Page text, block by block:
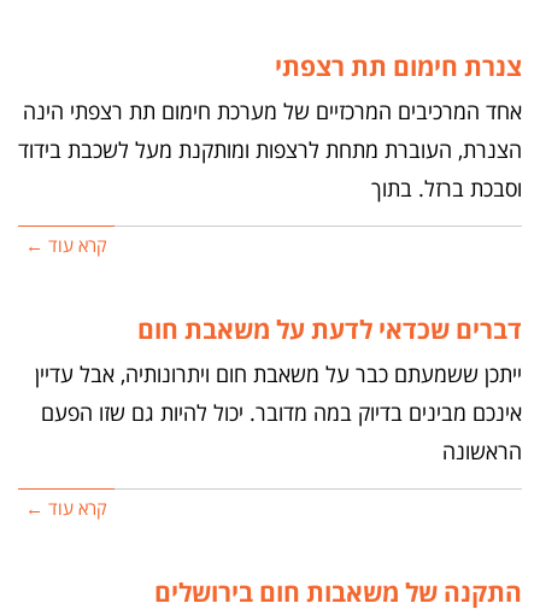
צנרת חימום תת רצפתי
אחד המרכיבים המרכזיים של מערכת חימום תת רצפתי הינה
הצנרת, העוברת מתחת לרצפות ומותקנת מעל לשכבת בידוד
וסבכת ברזל. בתוך
קרא עוד ←
דברים שכדאי לדעת על משאבת חום
ייתכן ששמעתם כבר על משאבת חום ויתרונותיה, אבל עדיין
אינכם מבינים בדיוק במה מדובר. יכול להיות גם שזו הפעם
הראשונה
קרא עוד ←
התקנה של משאבות חום בירושלים